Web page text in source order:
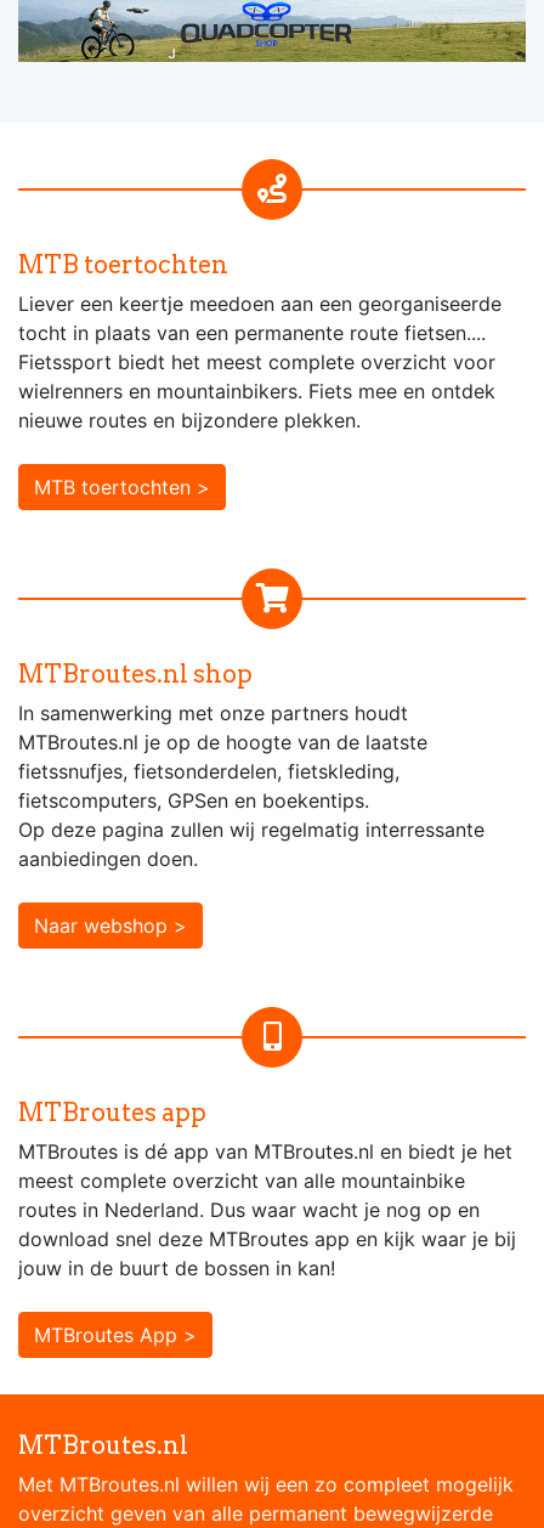
MTB toertochten
Liever een keertje meedoen aan een georganiseerde
tocht in plaats van een permanente route fietsen....
Fietssport biedt het meest complete overzicht voor
wielrenners en mountainbikers. Fiets mee en ontdek
nieuwe routes en bijzondere plekken.
MTB toertochten >
MTBroutes.nl shop
In samenwerking met onze partners houdt
MTBroutes.nl je op de hoogte van de laatste
fietssnufjes, fietsonderdelen, fietskleding,
fietscomputers, GPSen en boekentips.
Op deze pagina zullen wij regelmatig interressante
aanbiedingen doen.
Naar webshop >
MTBroutes app
MTBroutes is dé app van MTBroutes.nl en biedt je het
meest complete overzicht van alle mountainbike
routes in Nederland. Dus waar wacht je nog op en
download snel deze MTBroutes app en kijk waar je bij
jouw in de buurt de bossen in kan!
MTBroutes App >
MTBroutes.nl
Met MTBroutes.nl willen wij een zo compleet mogelijk
overzicht geven van alle permanent bewegwijzerde